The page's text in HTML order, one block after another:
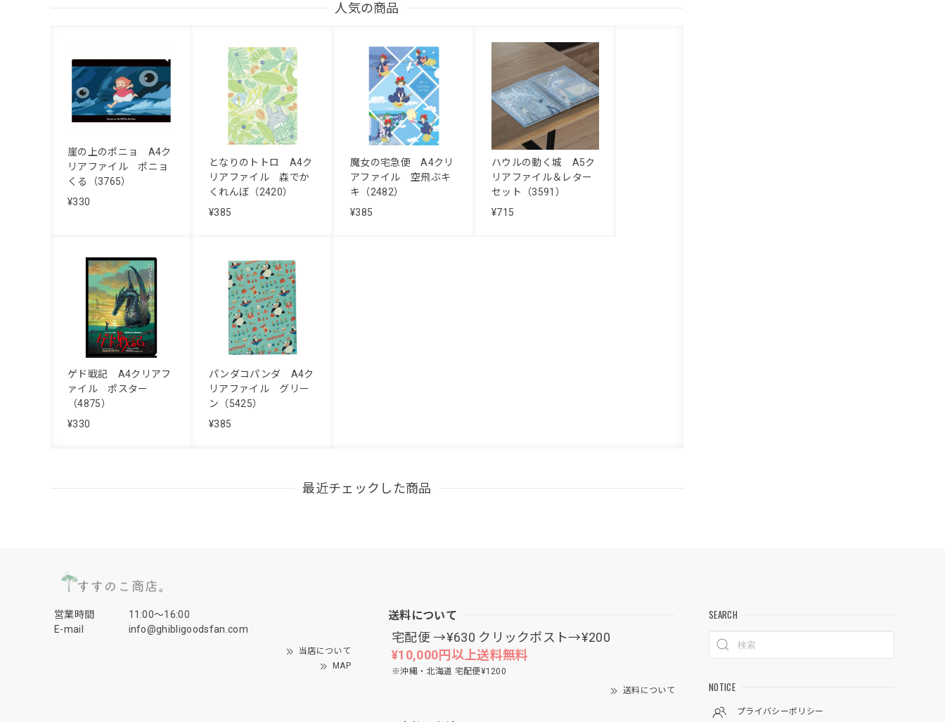
人気の商品
崖の上のポニョ A4ク
リアファイル ポニョ
くる（3765）
¥330
となりのトトロ A4ク
リアファイル 森でか
くれんぼ（2420）
¥385
魔女の宅急便 A4クリ
アファイル 空飛ぶキ
キ（2482）
¥385
ハウルの動く城 A5ク
リアファイル＆レター
セット（3591）
¥715
ゲド戦記 A4クリアフ
ァイル ポスター
（4875）
¥330
パンダコパンダ A4ク
リアファイル グリー
ン（5425）
¥385
最近チェックした商品
営業時間
11:00〜16:00
E-mail
info@ghibligoodsfan.com
当店について
MAP
送料について
宅配便 →¥630 クリックポスト→¥200
¥10,000円以上送料無料
※沖縄・北海道 宅配便¥1200
送料について
SEARCH
NOTICE
プライバシーポリシー